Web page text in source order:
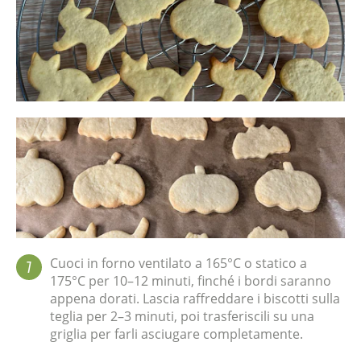
7
Cuoci in forno ventilato a 165°C o statico a
175°C per 10–12 minuti, finché i bordi saranno
appena dorati. Lascia raffreddare i biscotti sulla
teglia per 2–3 minuti, poi trasferiscili su una
griglia per farli asciugare completamente.